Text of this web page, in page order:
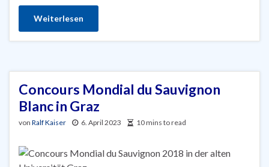
Weiterlesen
Concours Mondial du Sauvignon
Blanc in Graz
von Ralf Kaiser 6. April 2023 10 mins to read